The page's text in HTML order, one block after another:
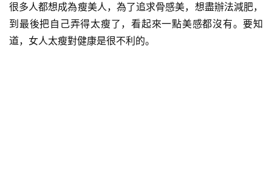
很多人都想成為瘦美人，為了追求骨感美，想盡辦法減肥，
到最後把自己弄得太瘦了，看起來一點美感都沒有。要知
道，女人太瘦對健康是很不利的。